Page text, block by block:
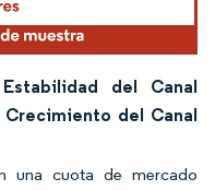
del Canal
del Canal
una cuota de mercado